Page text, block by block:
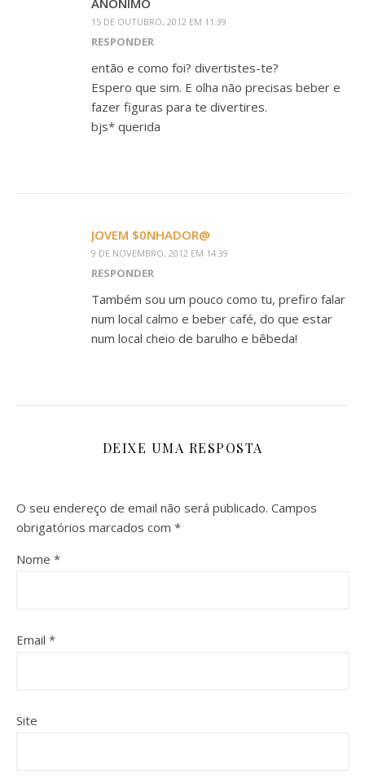
ANÓNIMO
15 DE OUTUBRO, 2012 EM 11:39
RESPONDER
então e como foi? divertistes-te?
Espero que sim. E olha não precisas beber e
fazer figuras para te divertires.
bjs* querida
JOVEM $0NHADOR@
9 DE NOVEMBRO, 2012 EM 14:39
RESPONDER
Também sou um pouco como tu, prefiro falar
num local calmo e beber café, do que estar
num local cheio de barulho e bêbeda!
DEIXE UMA RESPOSTA
O seu endereço de email não será publicado. Campos
obrigatórios marcados com *
Nome *
Email *
Site